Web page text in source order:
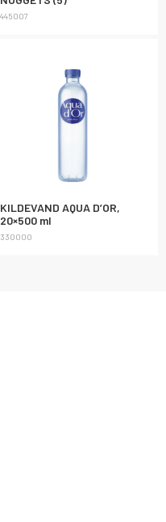
445007
KILDEVAND AQUA D’OR,
20×500 ml
330000